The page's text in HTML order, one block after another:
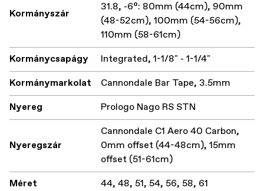
Kormányszár
31.8, -6°: 80mm (44cm), 90mm
(48-52cm), 100mm (54-56cm),
110mm (58-61cm)
Kormánycsapágy
Integrated, 1-1/8" - 1-1/4"
Kormánymarkolat
Cannondale Bar Tape, 3.5mm
Nyereg
Prologo Nago RS STN
Nyeregszár
Cannondale C1 Aero 40 Carbon,
0mm offset (44-48cm), 15mm
offset (51-61cm)
Méret
44, 48, 51, 54, 56, 58, 61